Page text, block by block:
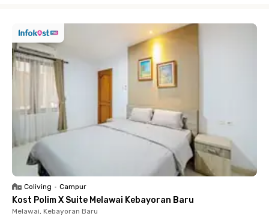
Coliving • Campur
Kost Polim X Suite Melawai Kebayoran Baru
Melawai, Kebayoran Baru